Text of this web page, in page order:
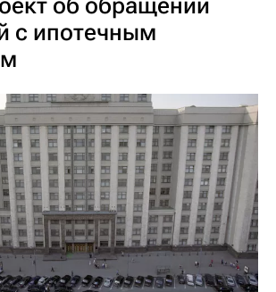
об обращении
с ипотечным